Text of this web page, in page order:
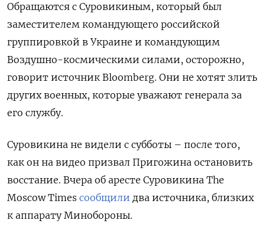
Обращаются с Суровикиным, который был
заместителем командующего российской
группировкой в Украине и командующим
Воздушно-космическими силами, осторожно,
говорит источник Bloomberg. Они не хотят злить
других военных, которые уважают генерала за
его службу.
Суровикина не видели с субботы – после того,
как он на видео призвал Пригожина остановить
восстание. Вчера об аресте Суровикина The
Moscow Times сообщили два источника, близких
к аппарату Минобороны.